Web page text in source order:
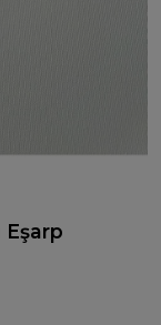
Eşarp